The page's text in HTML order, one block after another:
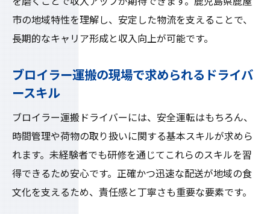
市の地域特性を理解し、安定した物流を支えることで、
長期的なキャリア形成と収入向上が可能です。
ブロイラー運搬の現場で求められるドライバ
ースキル
ブロイラー運搬ドライバーには、安全運転はもちろん、
時間管理や荷物の取り扱いに関する基本スキルが求めら
れます。未経験者でも研修を通じてこれらのスキルを習
得できるため安心です。正確かつ迅速な配送が地域の食
文化を支えるため、責任感と丁寧さも重要な要素です。